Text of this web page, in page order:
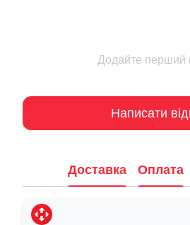
Додайте перший
Написати
Доставка Оплата